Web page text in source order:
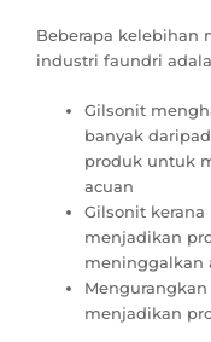
Beberapa kelebihan
industri faundri
Gilsonit
banyak
produk untuk
acuan
Gilsonit
menjadikan
meninggalkan
menjadikan